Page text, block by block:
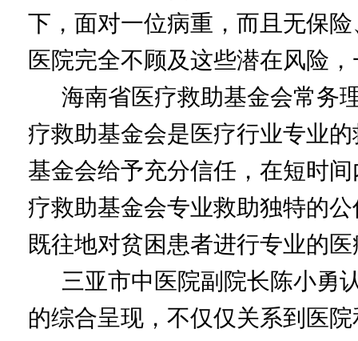
下，面对一位病重，而且无保
医院完全不顾及这些潜在风险
海南省医疗救助基金会常务
疗救助基金会是医疗行业专业
基金会给予充分信任，在短时
疗救助基金会专业救助独特的
既往地对贫困患者进行专业的
三亚市中医院副院长陈小勇
的综合呈现，不仅仅关系到医